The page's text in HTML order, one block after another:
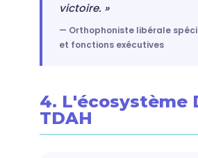
victoire. »
— Orthophoniste libérale
et fonctions exécutives
4. L'écosystème
TDAH